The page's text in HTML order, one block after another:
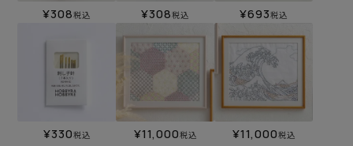
¥308税込 ¥308税込 ¥693税込
¥330税込 ¥11,000税込 ¥11,000税込